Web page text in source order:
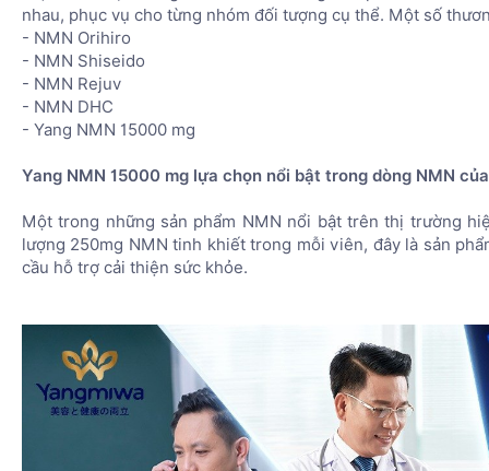
nhau, phục vụ cho từng nhóm đối tượng cụ thể. Một số
- NMN Orihiro
- NMN Shiseido
- NMN Rejuv
- NMN DHC
- Yang NMN 15000 mg
Yang NMN 15000 mg lựa chọn nổi bật trong dòng NMN
Một trong những sản phẩm NMN nổi bật trên thị trường
lượng 250mg NMN tinh khiết trong mỗi viên, đây là sản
cầu hỗ trợ cải thiện sức khỏe.